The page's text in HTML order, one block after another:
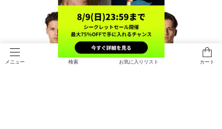
メニュー 検索 お気に入りリスト カート